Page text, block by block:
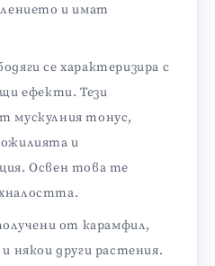
и имат
се характеризира с
ефекти. Тези
мускулния тонус,
и
Освен това те
от карамфил,
някои други растения.